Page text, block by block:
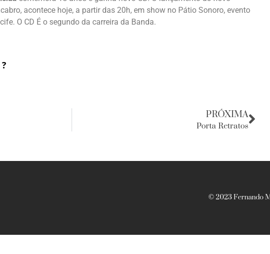
acontece hoje, a partir das 20h, em show no Pátio Sonoro, evento
O CD É o segundo da carreira da Banda.
PRÓXIMA
Porta Retratos
© 2023 Fernando